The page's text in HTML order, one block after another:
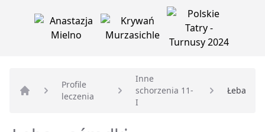
Strona główna
Profile
leczenia
Inne
schorzenia 11-
I
Łeba